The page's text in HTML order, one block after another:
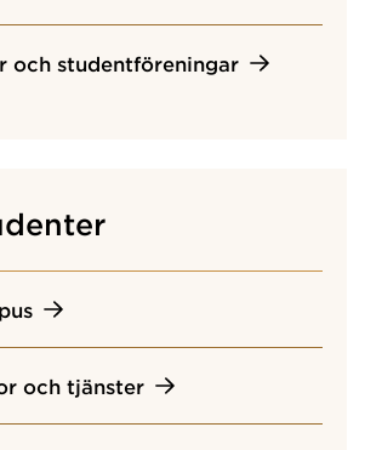
och studentföreningar
och tjänster